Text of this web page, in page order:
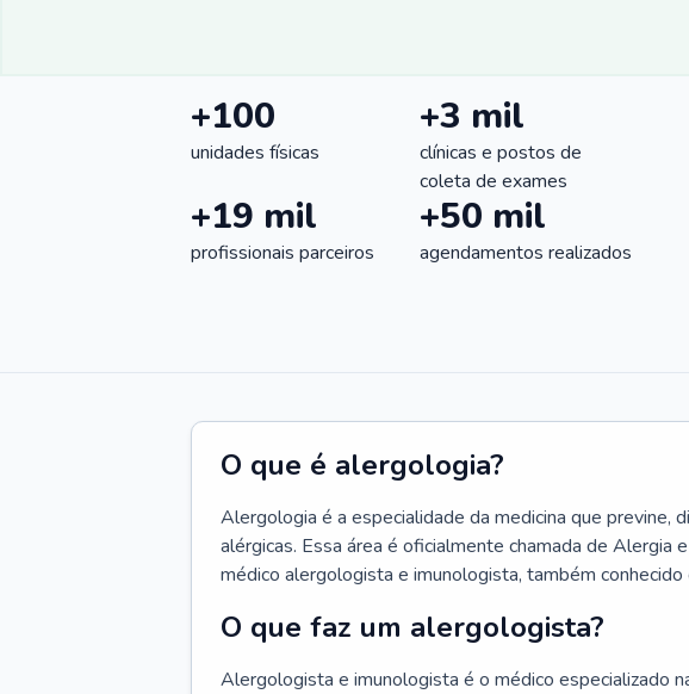
+100
unidades físicas
+3 mil
clínicas e postos de
coleta de exames
+19 mil
profissionais parceiros
+50 mil
agendamentos realizados
O que é alergologia?
Alergologia é a especialidade da medicina que previne,
alérgicas. Essa área é oficialmente chamada de Alergia
médico alergologista e imunologista, também conhecido
O que faz um alergologista?
Alergologista e imunologista é o médico especializado